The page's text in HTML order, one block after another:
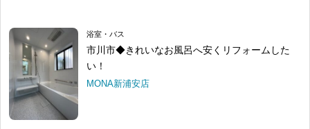
浴室・バス
市川市◆きれいなお風呂へ安くリフォームした
い！
MONA新浦安店